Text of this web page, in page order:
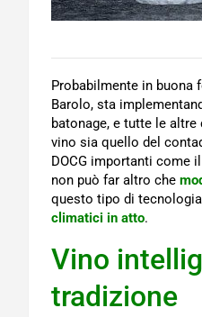
Probabilmente in buona
Barolo, sta
batonage, e tutte le
vino sia quello del
DOCG importanti come
non può far altro che
questo tipo di
climatici in atto.
Vino
tradizione